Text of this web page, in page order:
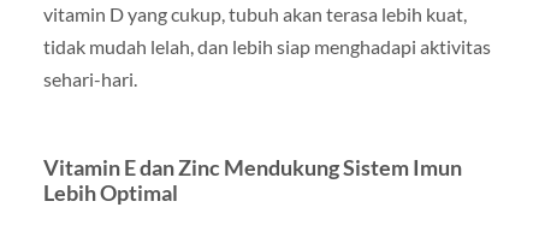
vitamin D yang cukup, tubuh akan terasa lebih kuat,
tidak mudah lelah, dan lebih siap menghadapi aktivitas
sehari-hari.
Vitamin E dan Zinc Mendukung Sistem Imun
Lebih Optimal